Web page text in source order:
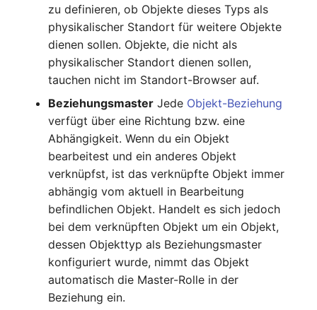
Organisation
Personengruppen
Personengruppen
Mitglieder
Personengruppenmitgliedschaft
RAID-Verbund
VoIP-Telefon
WAN-Leitung
Wireless Access Point
zu definieren, ob Objekte dieses Typs als
physikalischer Standort für weitere Objekte
dienen sollen. Objekte, die nicht als
physikalischer Standort dienen sollen,
tauchen nicht im Standort-Browser auf.
Beziehungsmaster Jede Objekt-Beziehung
verfügt über eine Richtung bzw. eine
Abhängigkeit. Wenn du ein Objekt
bearbeitest und ein anderes Objekt
verknüpfst, ist das verknüpfte Objekt immer
abhängig vom aktuell in Bearbeitung
befindlichen Objekt. Handelt es sich jedoch
bei dem verknüpften Objekt um ein Objekt,
dessen Objekttyp als Beziehungsmaster
konfiguriert wurde, nimmt das Objekt
automatisch die Master-Rolle in der
Beziehung ein.